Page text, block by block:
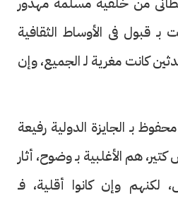
قبول فى الأوساط الثقافية
كانت مغرية لـ الجميع، وإن
بـ الجايزة الدولية رفيعة
هم الأغلبية بـ وضوح، أثار
وإن كانوا أقلية، فـ